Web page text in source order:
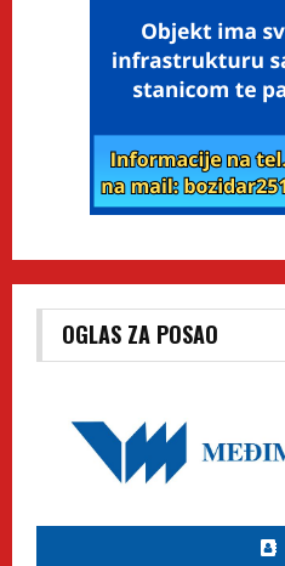
OGLAS ZA POSAO